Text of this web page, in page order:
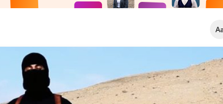
Klein
Standaard
Groot
Kopieer link